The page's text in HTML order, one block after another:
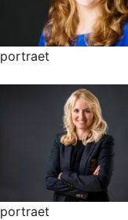
portraet
portraet